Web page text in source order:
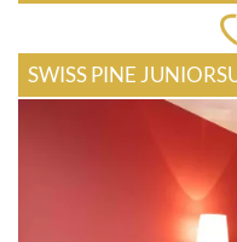
SWISS PINE